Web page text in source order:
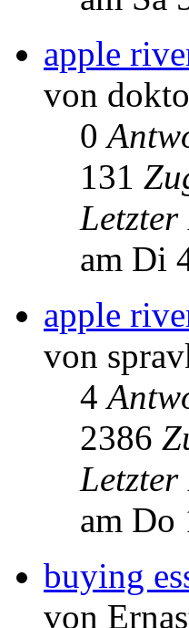
apple
von
0
131
am Di
apple
von
4
2386
am Do
buying
von